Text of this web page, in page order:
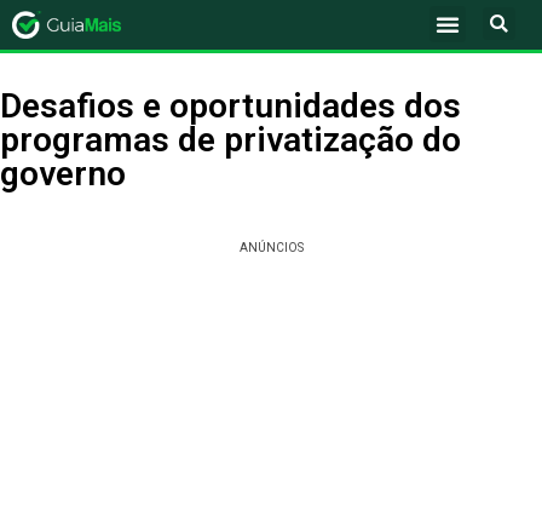
Desafios e oportunidades dos
programas de privatização do
governo
ANÚNCIOS